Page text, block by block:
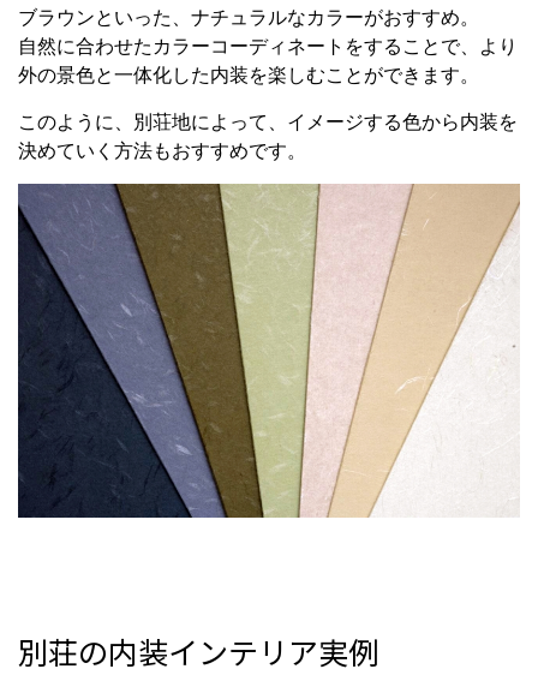
ブラウンといった、ナチュラルなカラーがおすすめ。
自然に合わせたカラーコーディネートをすることで、より
外の景色と一体化した内装を楽しむことができます。
このように、別荘地によって、イメージする色から内装を
決めていく方法もおすすめです。
別荘の内装インテリア実例